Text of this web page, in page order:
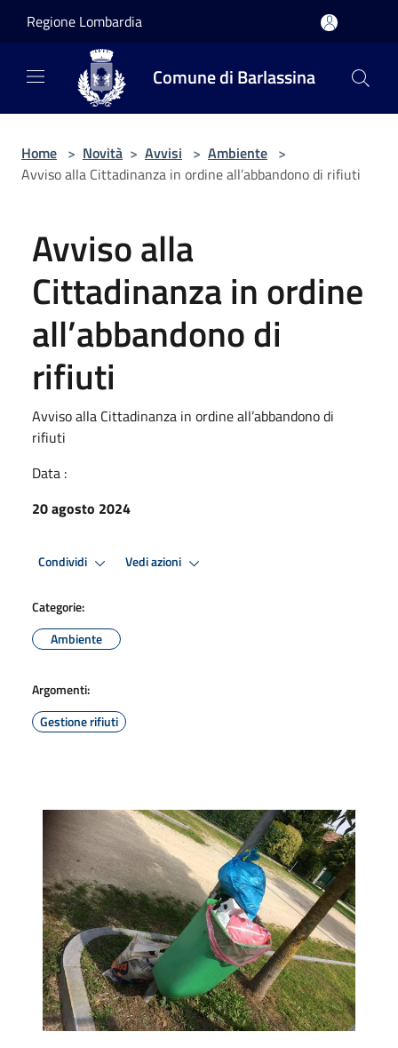
Regione Lombardia
Comune di Barlassina
Home > Novità > Avvisi > Ambiente >
Avviso alla Cittadinanza in ordine all’abbandono di rifiuti
Avviso alla
Cittadinanza in ordine
all’abbandono di
rifiuti
Avviso alla Cittadinanza in ordine all’abbandono di
rifiuti
Data :
20 agosto 2024
Condividi Vedi azioni
Categorie:
Ambiente
Argomenti:
Gestione rifiuti